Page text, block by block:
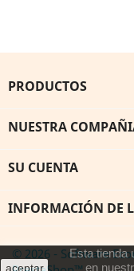
PRODUCTOS
NUESTRA
SU CUENTA
INFORMACIÓN DE
aceptar
Esta tienda
en
© 2026 - Software